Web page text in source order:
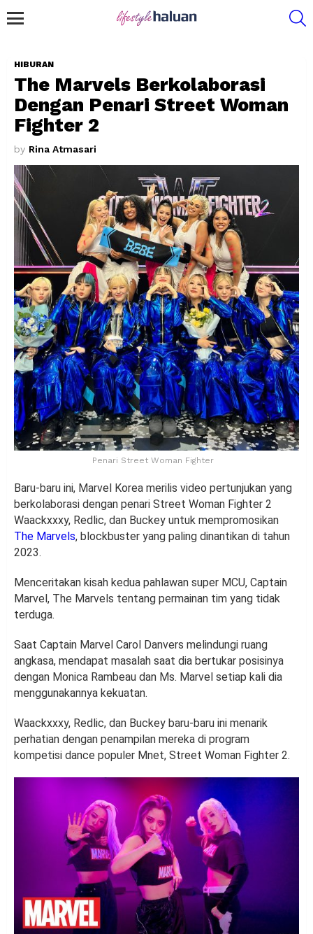
HIBURAN
The Marvels Berkolaborasi
Dengan Penari Street Woman
Fighter 2
by Rina Atmasari
Penari Street Woman Fighter
Baru-baru ini, Marvel Korea merilis video pertunjukan yang
berkolaborasi dengan penari Street Woman Fighter 2
Waackxxxy, Redlic, dan Buckey untuk mempromosikan
The Marvels, blockbuster yang paling dinantikan di tahun
2023.
Menceritakan kisah kedua pahlawan super MCU, Captain
Marvel, The Marvels tentang permainan tim yang tidak
terduga.
Saat Captain Marvel Carol Danvers melindungi ruang
angkasa, mendapat masalah saat dia bertukar posisinya
dengan Monica Rambeau dan Ms. Marvel setiap kali dia
menggunakannya kekuatan.
Waackxxxy, Redlic, dan Buckey baru-baru ini menarik
perhatian dengan penampilan mereka di program
kompetisi dance populer Mnet, Street Woman Fighter 2.